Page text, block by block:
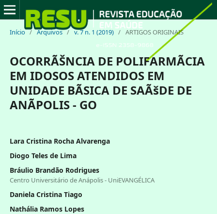
Início / Arquivos / v. 7 n. 1 (2019) / ARTIGOS ORIGINAIS
OCORRÃŠNCIA DE POLIFARMÃCIA
EM IDOSOS ATENDIDOS EM
UNIDADE BÃSICA DE SAÃšDE DE
ANÃPOLIS - GO
Lara Cristina Rocha Alvarenga
Diogo Teles de Lima
Bráulio Brandão Rodrigues
Centro Universitário de Anápolis - UniEVANGÉLICA
Daniela Cristina Tiago
Nathália Ramos Lopes